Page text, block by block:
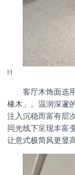
H
客厅木饰面选
橡木」。温润深邃
注入沉稳而富有层
同光线下呈现丰富
让意式极简风更显